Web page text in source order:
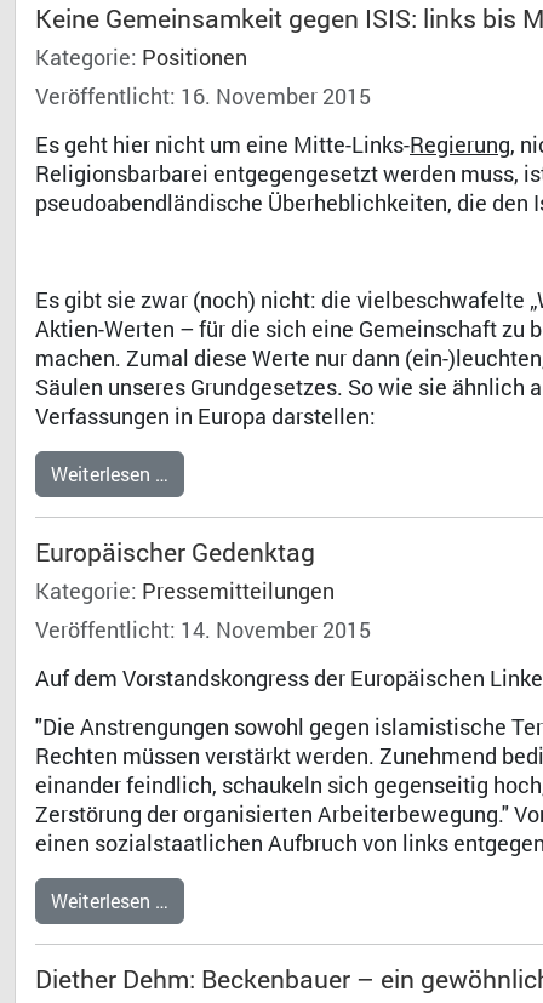
Keine Gemeinsamkeit gegen ISIS: links bis
Kategorie: Positionen
Veröffentlicht: 16. November 2015
Es geht hier nicht um eine Mitte-Links-Regierung,
Religionsbarbarei entgegengesetzt werden muss,
pseudoabendländische Überheblichkeiten, die
Es gibt sie zwar (noch) nicht: die vielbeschwafelte
Aktien-Werten – für die sich eine Gemeinschaft zu
machen. Zumal diese Werte nur dann (ein-
Säulen unseres Grundgesetzes. So wie sie
Verfassungen in Europa darstellen:
Weiterlesen …
Europäischer Gedenktag
Kategorie: Pressemitteilungen
Veröffentlicht: 14. November 2015
Auf dem Vorstandskongress der Europäischen
"Die Anstrengungen sowohl gegen islamistische
Rechten müssen verstärkt werden. Zunehmend
einander feindlich, schaukeln sich gegenseitig
Zerstörung der organisierten Arbeiterbewegung."
einen sozialstaatlichen Aufbruch von links
Weiterlesen …
Diether Dehm: Beckenbauer – ein